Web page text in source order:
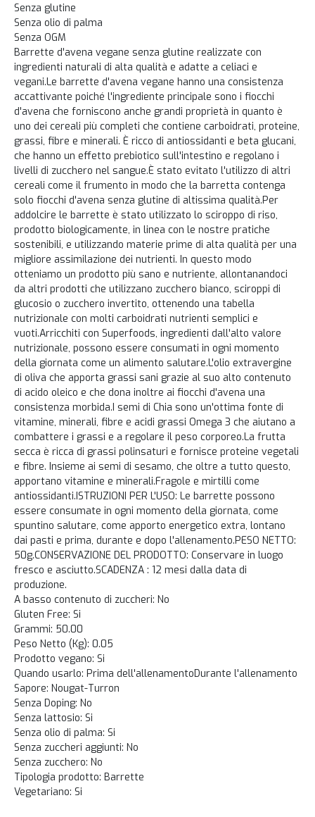
Senza glutine
Senza olio di palma
Senza OGM
Barrette d'avena vegane senza glutine realizzate con
ingredienti naturali di alta qualità e adatte a celiaci e
vegani.Le barrette d'avena vegane hanno una consistenza
accattivante poiché l'ingrediente principale sono i fiocchi
d'avena che forniscono anche grandi proprietà in quanto è
uno dei cereali più completi che contiene carboidrati, proteine,
grassi, fibre e minerali. È ricco di antiossidanti e beta glucani,
che hanno un effetto prebiotico sull'intestino e regolano i
livelli di zucchero nel sangue.È stato evitato l'utilizzo di altri
cereali come il frumento in modo che la barretta contenga
solo fiocchi d'avena senza glutine di altissima qualità.Per
addolcire le barrette è stato utilizzato lo sciroppo di riso,
prodotto biologicamente, in linea con le nostre pratiche
sostenibili, e utilizzando materie prime di alta qualità per una
migliore assimilazione dei nutrienti. In questo modo
otteniamo un prodotto più sano e nutriente, allontanandoci
da altri prodotti che utilizzano zucchero bianco, sciroppi di
glucosio o zucchero invertito, ottenendo una tabella
nutrizionale con molti carboidrati nutrienti semplici e
vuoti.Arricchiti con Superfoods, ingredienti dall'alto valore
nutrizionale, possono essere consumati in ogni momento
della giornata come un alimento salutare.L'olio extravergine
di oliva che apporta grassi sani grazie al suo alto contenuto
di acido oleico e che dona inoltre ai fiocchi d'avena una
consistenza morbida.I semi di Chia sono un'ottima fonte di
vitamine, minerali, fibre e acidi grassi Omega 3 che aiutano a
combattere i grassi e a regolare il peso corporeo.La frutta
secca è ricca di grassi polinsaturi e fornisce proteine vegetali
e fibre. Insieme ai semi di sesamo, che oltre a tutto questo,
apportano vitamine e minerali.Fragole e mirtilli come
antiossidanti.ISTRUZIONI PER L'USO: Le barrette possono
essere consumate in ogni momento della giornata, come
spuntino salutare, come apporto energetico extra, lontano
dai pasti e prima, durante e dopo l'allenamento.PESO NETTO:
50g.CONSERVAZIONE DEL PRODOTTO: Conservare in luogo
fresco e asciutto.SCADENZA : 12 mesi dalla data di
produzione.
A basso contenuto di zuccheri: No
Gluten Free: Si
Grammi: 50.00
Peso Netto (Kg): 0.05
Prodotto vegano: Si
Quando usarlo: Prima dell'allenamentoDurante l'allenamento
Sapore: Nougat-Turron
Senza Doping: No
Senza lattosio: Si
Senza olio di palma: Si
Senza zuccheri aggiunti: No
Senza zucchero: No
Tipologia prodotto: Barrette
Vegetariano: Si